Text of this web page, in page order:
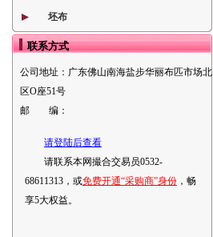
坯布
联系方式
公司地址： 广东佛山南海盐步华丽布匹市场北
区O座51号
邮 编：
请登陆后查看
请联系本网撮合交易员0532-
68611313，或免费开通“采购商”身份 ，畅
享5大权益。